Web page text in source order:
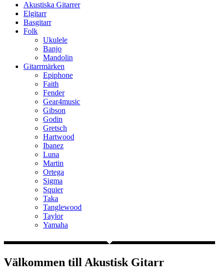
Akustiska Gitarrer
Elgitarr
Basgitarr
Folk
Ukulele
Banjo
Mandolin
Gitarrmärken
Epiphone
Faith
Fender
Gear4music
Gibson
Godin
Gretsch
Hartwood
Ibanez
Luna
Martin
Ortega
Sigma
Squier
Taka
Tanglewood
Taylor
Yamaha
Välkommen till Akustisk Gitarr